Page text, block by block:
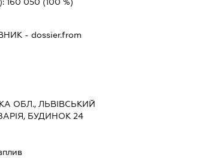
- dossier.from
ОБЛ., ЛЬВІВСЬКИЙ
БУДИНОК 24